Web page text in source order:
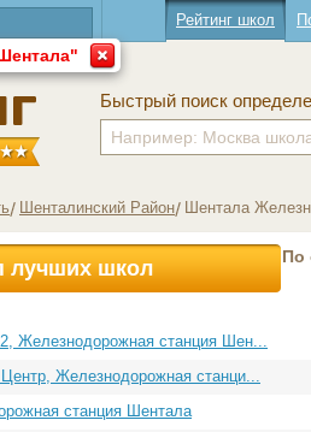
Рейтинг школ
Быстрый поиск
Шенталинский Район Шентала
лучших школ По
Железнодорожная станция Шен...
Железнодорожная станци...
станция Шентала